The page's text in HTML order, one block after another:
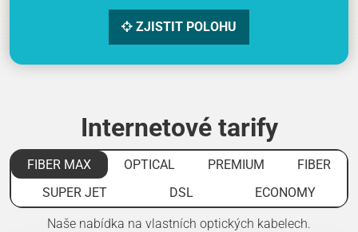
ZJISTIT POLOHU
Internetové tarify
FIBER MAX OPTICAL PREMIUM
FIBER
SUPER JET
DSL ECONOMY
Naše nabídka na vlastních optických kabelech.